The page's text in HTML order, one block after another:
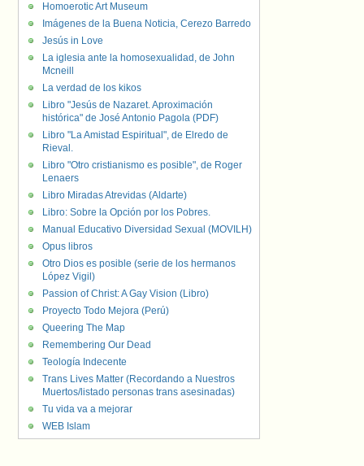
Homoerotic Art Museum
Imágenes de la Buena Noticia, Cerezo Barredo
Jesús in Love
La iglesia ante la homosexualidad, de John
Mcneill
La verdad de los kikos
Libro "Jesús de Nazaret. Aproximación
histórica" de José Antonio Pagola (PDF)
Libro "La Amistad Espiritual", de Elredo de
Rieval.
Libro "Otro cristianismo es posible", de Roger
Lenaers
Libro Miradas Atrevidas (Aldarte)
Libro: Sobre la Opción por los Pobres.
Manual Educativo Diversidad Sexual (MOVILH)
Opus libros
Otro Dios es posible (serie de los hermanos
López Vigil)
Passion of Christ: A Gay Vision (Libro)
Proyecto Todo Mejora (Perú)
Queering The Map
Remembering Our Dead
Teología Indecente
Trans Lives Matter (Recordando a Nuestros
Muertos/listado personas trans asesinadas)
Tu vida va a mejorar
WEB Islam